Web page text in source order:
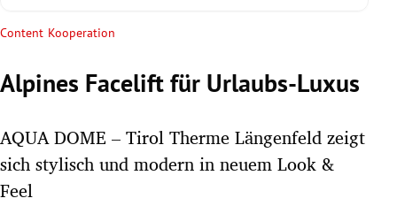
Content Kooperation
Alpines Facelift für Urlaubs-Luxus
AQUA DOME – Tirol Therme Längenfeld zeigt
sich stylisch und modern in neuem Look &
Feel